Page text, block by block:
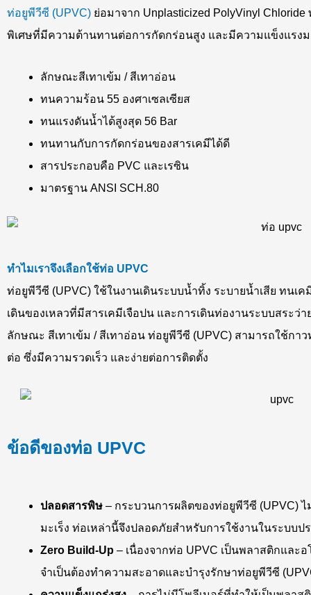
ท่อยูพีวีซี (UPVC) ย่อมาจาก Unplasticized PolyVinyl
พิเศษที่มีความต้านทานต่อการกัดกร่อนสูง และมีความแข็งแรง
ลักษณะสีเทาเข้ม / สีเทาอ่อน
ทนความร้อน 55 องศาเซลเซียส
ทนแรงดันน้ำได้สูงสุด 56 Bar
ทนทานกับการกัดกร่อนของสารเคมีได้ดี
สารประกอบคือ PVC และเรซิน
มาตรฐาน ANSI SCH.80
ทำไมเราจึงเลือกใช้ท่อ UPVC
ท่อยูพีวีซี (UPVC) ใช้ในงานเดินระบบน้ำทิ้ง ระบายน้ำเสีย ทนเ
เดินของเหลวที่มีสารเคมีเจือปน และการเดินท่องานระบบสระ
ลักษณะ สีเทาเข้ม / สีเทาอ่อน ท่อยูพีวีซี (UPVC) สามารถใช้กา
ต่อ ซึ่งมีความรวดเร็ว และง่ายต่อการติดตั้ง
ข้อดีของท่อ UPVC
ปลอดสารพิษ – กระบวนการผลิตของท่อยูพีวีซี (UPVC)
มะเร็ง ท่อเหล่านี้จึงปลอดภัยสำหรับการใช้งานในระบบป
Zero Build-Up – เนื่องจากท่อ UPVC เป็นพลาสติกแล
จำเป็นต้องทำความสะอาดและบำรุงรักษาท่อยูพีวีซี